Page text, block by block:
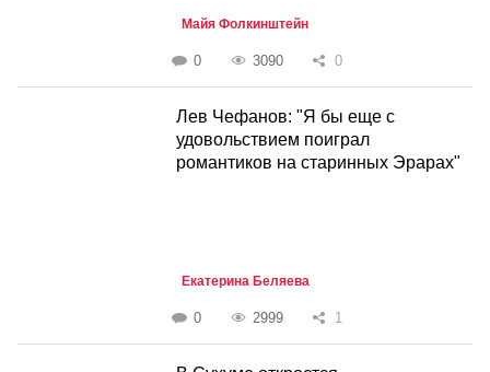
Майя Фолкинштейн
0 3090 0
Лев Чефанов: "Я бы еще с
удовольствием поиграл
романтиков на старинных Эрарах"
Екатерина Беляева
0 2999 1